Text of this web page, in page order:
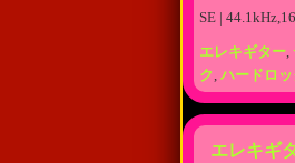
SE |
エレキギター,
ク, ハードロッ
エレキギ